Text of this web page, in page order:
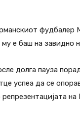
фудбалер
му е баш на завидно
долга пауза
успеа да се
репрезентацијата на